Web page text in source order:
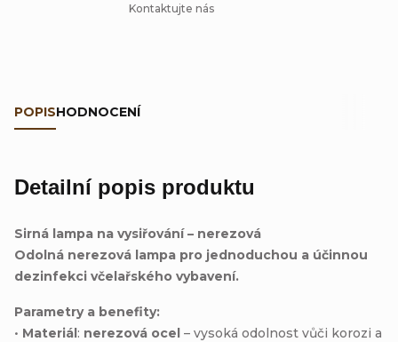
Kontaktujte nás
POPISHODNOCENÍ
Detailní popis produktu
Sirná lampa na vysiřování – nerezová
Odolná nerezová lampa pro jednoduchou a účinnou
dezinfekci včelařského vybavení.
Parametry a benefity:
• Materiál: nerezová ocel – vysoká odolnost vůči korozi a